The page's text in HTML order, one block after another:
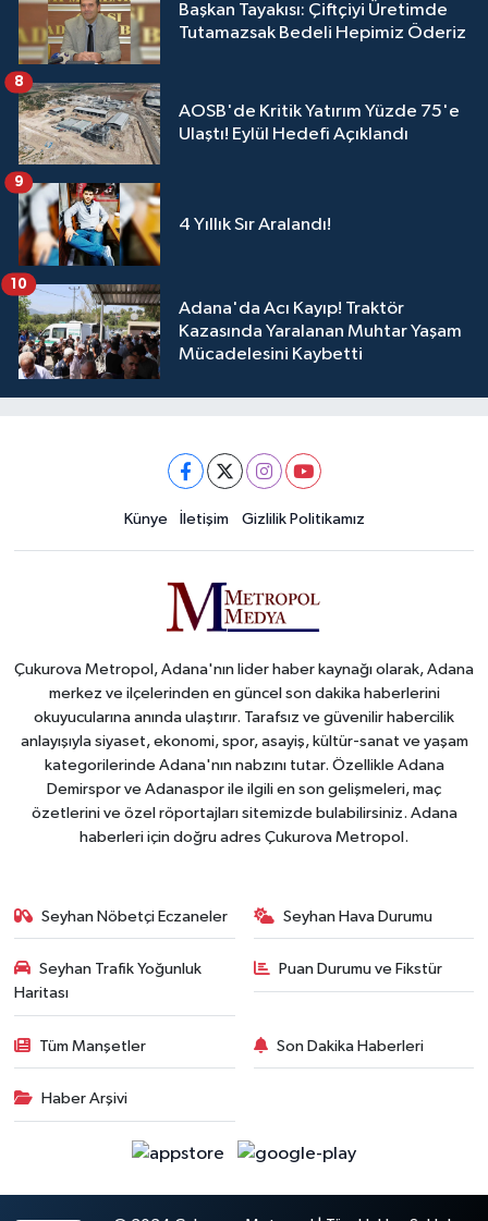
Başkan Tayakısı: Çiftçiyi Üretimde
Tutamazsak Bedeli Hepimiz Öderiz
AOSB'de Kritik Yatırım Yüzde 75'e
Ulaştı! Eylül Hedefi Açıklandı
8
4 Yıllık Sır Aralandı!
9
Adana'da Acı Kayıp! Traktör
Kazasında Yaralanan Muhtar Yaşam
Mücadelesini Kaybetti
10
Künye İletişim Gizlilik Politikamız
Çukurova Metropol, Adana'nın lider haber kaynağı olarak, Adana
merkez ve ilçelerinden en güncel son dakika haberlerini
okuyucularına anında ulaştırır. Tarafsız ve güvenilir habercilik
anlayışıyla siyaset, ekonomi, spor, asayiş, kültür-sanat ve yaşam
kategorilerinde Adana'nın nabzını tutar. Özellikle Adana
Demirspor ve Adanaspor ile ilgili en son gelişmeleri, maç
özetlerini ve özel röportajları sitemizde bulabilirsiniz. Adana
haberleri için doğru adres Çukurova Metropol.
Seyhan Nöbetçi Eczaneler Seyhan Hava Durumu
Seyhan Trafik Yoğunluk
Haritası
Puan Durumu ve Fikstür
Tüm Manşetler Son Dakika Haberleri
Haber Arşivi